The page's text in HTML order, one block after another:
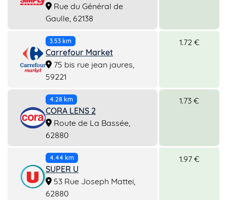
Rue du Général de
Gaulle, 62138
3.53 km
Carrefour Market
75 bis rue jean jaures,
59221
1.72 €
4.28 km
CORA LENS 2
Route de La Bassée,
62880
1.73 €
4.44 km
SUPER U
53 Rue Joseph Mattei,
62880
1.97 €